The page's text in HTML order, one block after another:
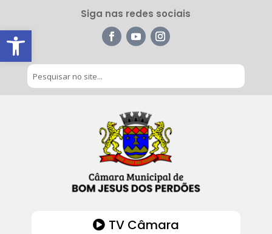
Barra de Ferramentas Aberta
Siga nas redes sociais
TV Câmara